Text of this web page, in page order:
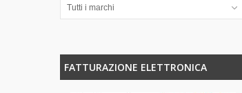
Tutti i marchi
FATTURAZIONE ELETTRONICA